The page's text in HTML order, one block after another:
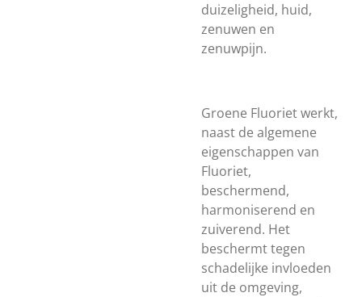
duizeligheid, huid,
zenuwen en
zenuwpijn.
Groene Fluoriet werkt,
naast de algemene
eigenschappen van
Fluoriet,
beschermend,
harmoniserend en
zuiverend. Het
beschermt tegen
schadelijke invloeden
uit de omgeving,